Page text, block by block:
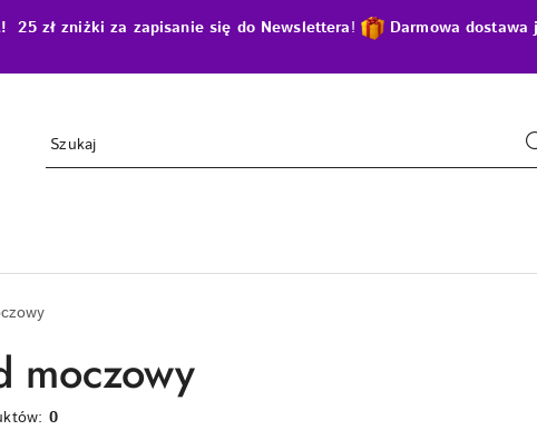
25 zł zniżki za zapisanie się do Newslettera! Darmowa
moczowy
0